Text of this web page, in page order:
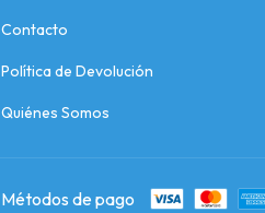
Contacto
Política de Devolución
Quiénes Somos
Métodos de pago